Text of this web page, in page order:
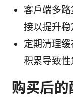
客户端多
接以提升稳
定期清理
积累导致
购买后的